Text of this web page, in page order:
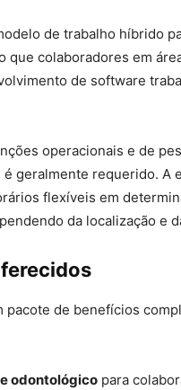
de trabalho híbrido
que colaboradores em
de software
operacionais e de
geralmente requerido. A
flexíveis em
da localização e
pacote de benefícios
odontológico para